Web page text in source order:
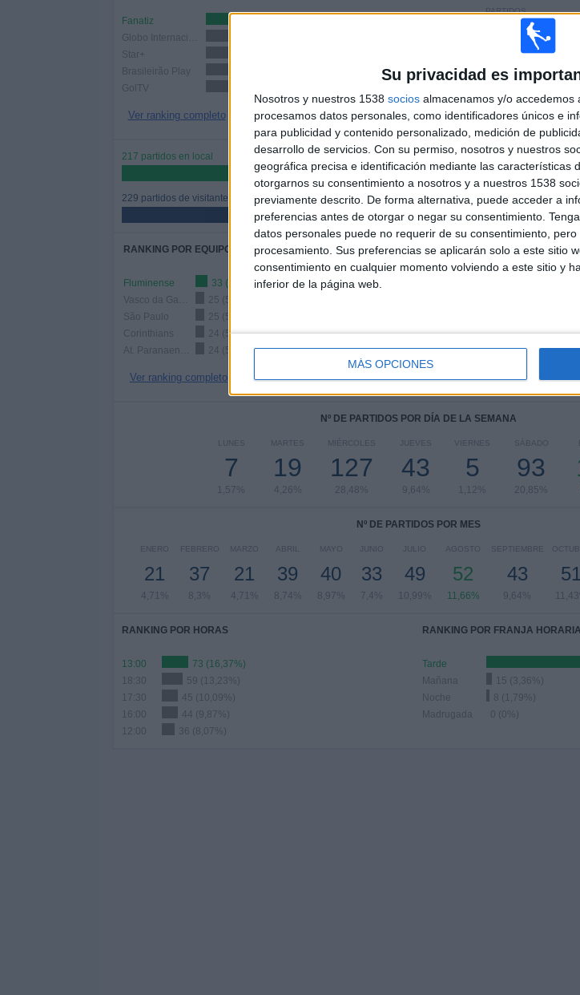
Su privacidad es
Nosotros y nuestros 1538 socios almacenamos y/o accedemos
procesamos datos personales, como identificadores únicos e
para publicidad y contenido personalizado, medición de
desarrollo de servicios. Con su permiso, nosotros y nuestros
geográfica precisa e identificación mediante las características
otorgarnos su consentimiento a nosotros y a nuestros 1538
previamente descrito. De forma alternativa, puede acceder a
preferencias antes de otorgar o negar su consentimiento.
datos personales puede no requerir de su consentimiento,
procesamiento. Sus preferencias se aplicarán solo a este sitio
consentimiento en cualquier momento volviendo a este sitio y
inferior de la página web.
MÁS OPCIONES
Fanatiz
Star+
Brasileirão Play
GolTV
Ver ranking completo
PARTIDOS
DE PAGO
217 partidos en local
48,65%
229 partidos de visitante
51,35%
TOTAL
11
COMPETICIONES
RANKING POR EQUIPOS
Fluminense
33 (7,4%)
25 (5,61%)
São Paulo
25 (5,61%)
Corinthians
24 (5,38%)
24 (5,38%)
Ver ranking completo
RANKING POR COMPETICIONES
Copa Libertadores
47 (10,54%)
Supercopa do Brasil
4 (0,9%)
Ver ranking completo
Nº DE PARTIDOS POR DÍA DE LA SEMANA
LUNES
7
1,57%
MARTES
19
4,26%
MIÉRCOLES
127
28,48%
JUEVES
43
9,64%
VIERNES
5
1,12%
SÁBADO
93
20,85%
Nº DE PARTIDOS POR MES
ENERO
21
4,71%
FEBRERO
37
8,3%
MARZO
21
4,71%
ABRIL
39
8,74%
MAYO
40
8,97%
JUNIO
33
7,4%
JULIO
49
10,99%
AGOSTO
52
11,66%
SEPTIEMBRE
43
9,64%
51
RANKING POR HORAS
13:00
73 (16,37%)
18:30
59 (13,23%)
17:30
45 (10,09%)
16:00
44 (9,87%)
12:00
36 (8,07%)
RANKING POR FRANJA HORARIA
Tarde
Mañana
15 (3,36%)
Noche
8 (1,79%)
Madrugada
0 (0%)